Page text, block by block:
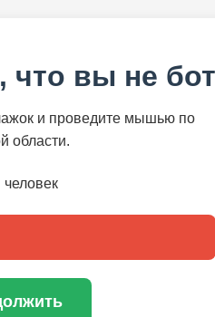
что вы не бот
и проведите мышью по
области.
человек